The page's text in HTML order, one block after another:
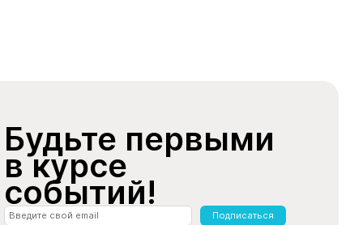
Будьте первыми
в курсе
событий!
Подписаться